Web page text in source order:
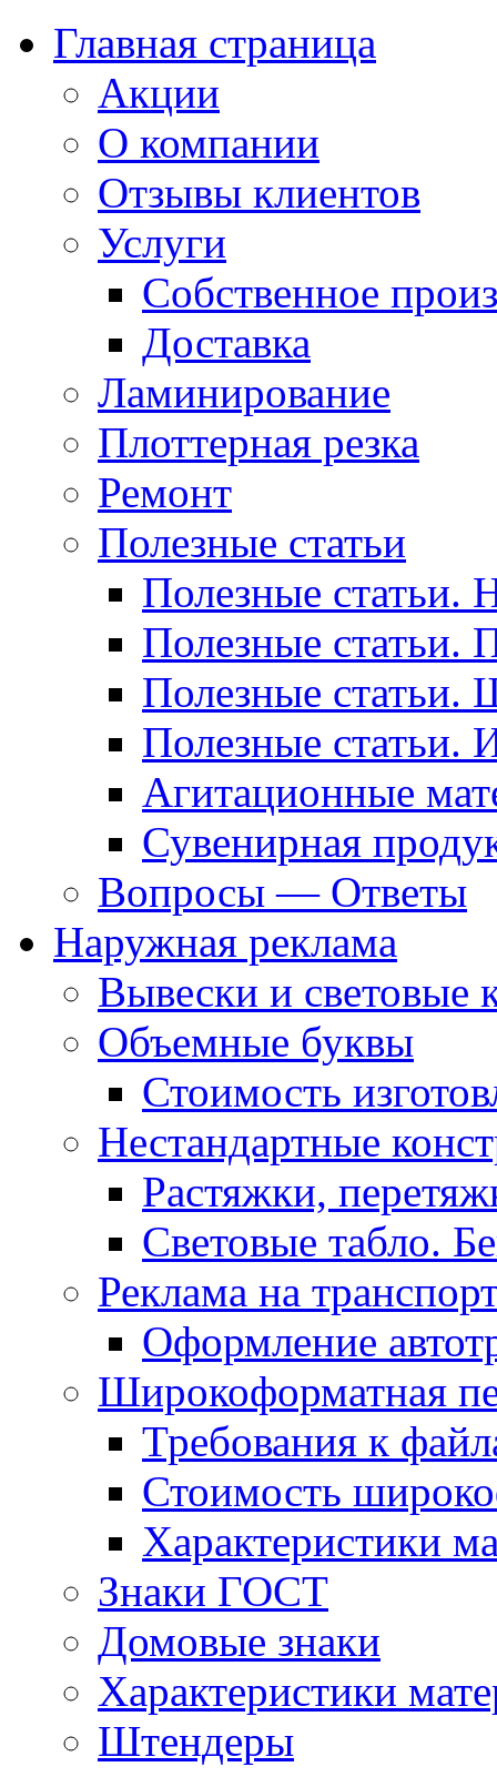
Главная страница
Акции
О компании
Отзывы клиентов
Услуги
Собственное
Доставка
Ламинирование
Плоттерная резка
Ремонт
Полезные статьи
Полезные статьи.
Полезные статьи.
Полезные статьи.
Полезные статьи.
Агитационные
Сувенирная
Вопросы — Ответы
Наружная реклама
Вывески и световые
Объемные буквы
Стоимость
Нестандартные
Растяжки,
Световые табло.
Реклама на
Оформление
Широкоформатная
Требования к
Стоимость
Характеристики
Знаки ГОСТ
Домовые знаки
Характеристики
Штендеры